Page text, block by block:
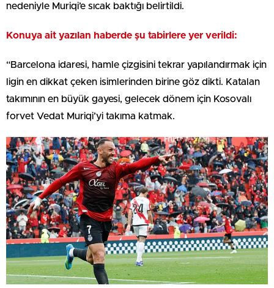
nedeniyle Muriqi’e sıcak baktığı belirtildi.
Konuya ait yazılan haberde şu tabirlere yer verildi:
“Barcelona idaresi, hamle çizgisini tekrar yapılandırmak için
ligin en dikkat çeken isimlerinden birine göz dikti. Katalan
takımının en büyük gayesi, gelecek dönem için Kosovalı
forvet Vedat Muriqi’yi takıma katmak.